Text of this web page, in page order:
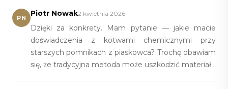
PN Piotr Nowak2 kwietnia 2026
Dzięki za konkrety. Mam pytanie — jakie macie
doświadczenia z kotwami chemicznymi przy
starszych pomnikach z piaskowca? Trochę obawiam
się, że tradycyjna metoda może uszkodzić materiał.